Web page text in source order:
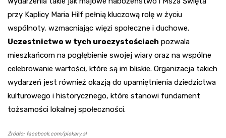
przy Kaplicy Maria Hilf pełnią kluczową rolę w życiu
wspólnoty, wzmacniając więzi społeczne i duchowe.
Uczestnictwo w tych uroczystościach pozwala
mieszkańcom na pogłębienie swojej wiary oraz na wspólne
celebrowanie wartości, które są im bliskie. Organizacja takich
wydarzeń jest również okazją do upamiętnienia dziedzictwa
kulturowego i historycznego, które stanowi fundament
tożsamości lokalnej społeczności.
Źródło: facebook.com/piekary.sl